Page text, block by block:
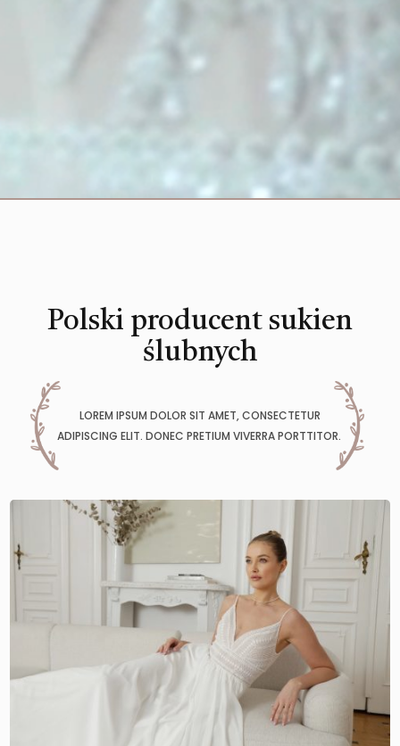
Polski producent sukien
ślubnych
LOREM IPSUM DOLOR SIT AMET, CONSECTETUR
ADIPISCING ELIT. DONEC PRETIUM VIVERRA PORTTITOR.